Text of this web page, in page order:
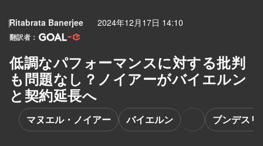
Ritabrata Banerjee 2024年12月17日 14:10
翻訳者：
低調なパフォーマンスに対する批判
も問題なし？ノイアーがバイエルン
と契約延長へ
マヌエル・ノイアー バイエルン ブンデスリ